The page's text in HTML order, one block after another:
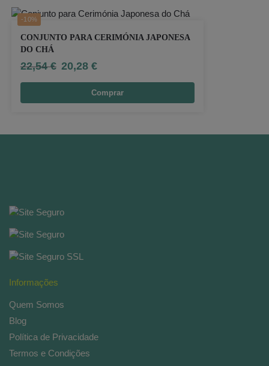
-10%
CONJUNTO PARA CERIMÓNIA JAPONESA
DO CHÁ
22,54€ 20,28 €
Comprar
Informações
Quem Somos
Blog
Política de Privacidade
Termos e Condições